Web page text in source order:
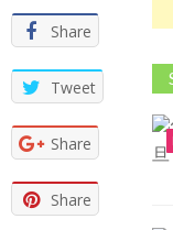
Share
Tweet
Share
Share